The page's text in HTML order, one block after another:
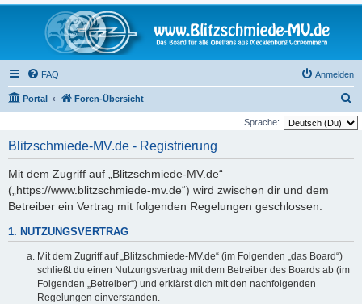
FAQ Anmelden
Portal Foren-Übersicht
u
Sprache:
Blitzschmiede-MV.de - Registrierung
Mit dem Zugriff auf „Blitzschmiede-MV.de“
(„https://www.blitzschmiede-mv.de“) wird zwischen dir und dem
Betreiber ein Vertrag mit folgenden Regelungen geschlossen:
1. NUTZUNGSVERTRAG
Mit dem Zugriff auf „Blitzschmiede-MV.de“ (im Folgenden „das Board“)
schließt du einen Nutzungsvertrag mit dem Betreiber des Boards ab (im
Folgenden „Betreiber“) und erklärst dich mit den nachfolgenden
Regelungen einverstanden.